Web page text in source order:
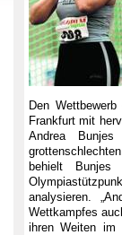
Den
Frankfurt mit
Andrea
behielt
analysieren.
Wettkampfes
ihren Weiten im